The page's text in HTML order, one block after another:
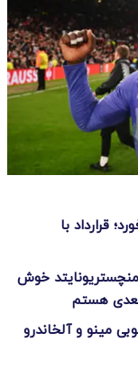
قرارداد با
منچستریونایتد خوش
هستم
مینو و آلخاندرو